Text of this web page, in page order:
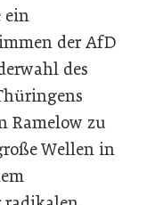
ein
der AfD
des
Ramelow zu
Wellen in